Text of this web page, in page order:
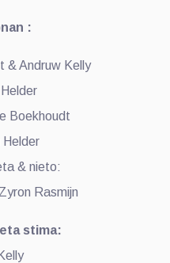
:
& Andruw Kelly
Boekhoudt
Helder
& nieto:
Rasmijn
stima: